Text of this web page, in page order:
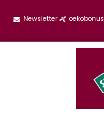
Newsletter oekobonus